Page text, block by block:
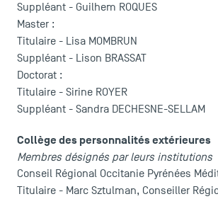
LES INDISPENSABLES
Le corps professoral
Campus tour
Accréditations
Suppléant - Guilhem ROQUES
Master :
Titulaire - Lisa MOMBRUN
Suppléant - Lison BRASSAT
Doctorat :
Titulaire - Sirine ROYER
Suppléant - Sandra DECHESNE-SELLAM
Collège des personnalités extérieures
Membres désignés par leurs institutions
Conseil Régional Occitanie Pyrénées
Titulaire - Marc Sztulman, Conseiller